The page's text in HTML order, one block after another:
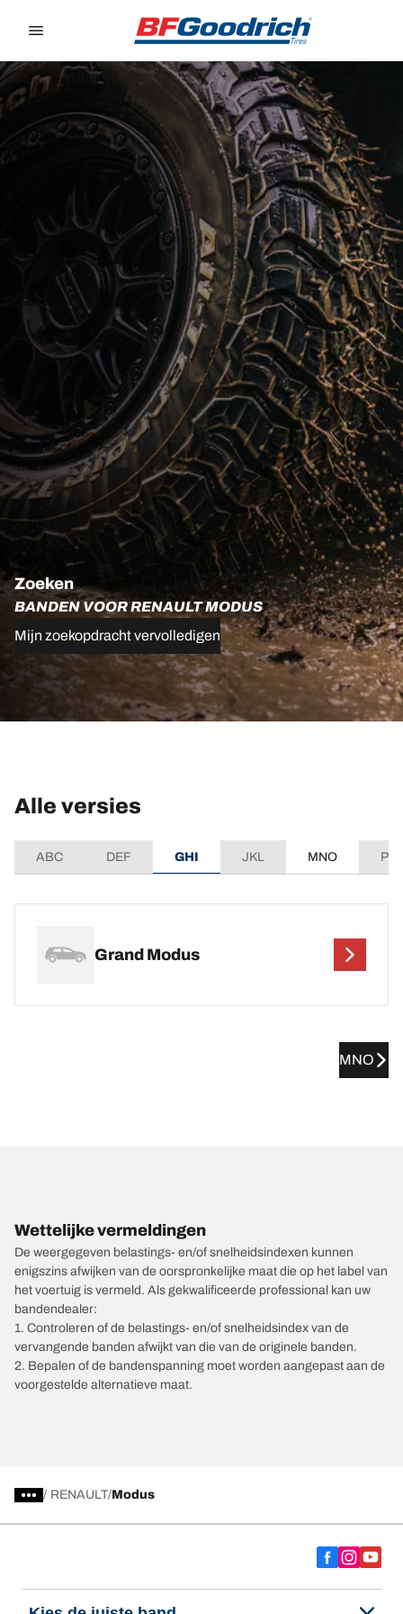
Zoeken
BANDEN VOOR RENAULT MODUS
Mijn zoekopdracht vervolledigen
Alle versies
ABC DEF GHI JKL MNO
Grand Modus
MNO
Wettelijke vermeldingen
De weergegeven belastings- en/of snelheidsindexen kunnen
enigszins afwijken van de oorspronkelijke maat die op het label van
het voertuig is vermeld. Als gekwalificeerde professional kan uw
bandendealer:
1. Controleren of de belastings- en/of snelheidsindex van de
vervangende banden afwijkt van die van de originele banden.
2. Bepalen of de bandenspanning moet worden aangepast aan de
voorgestelde alternatieve maat.
/ RENAULT Modus